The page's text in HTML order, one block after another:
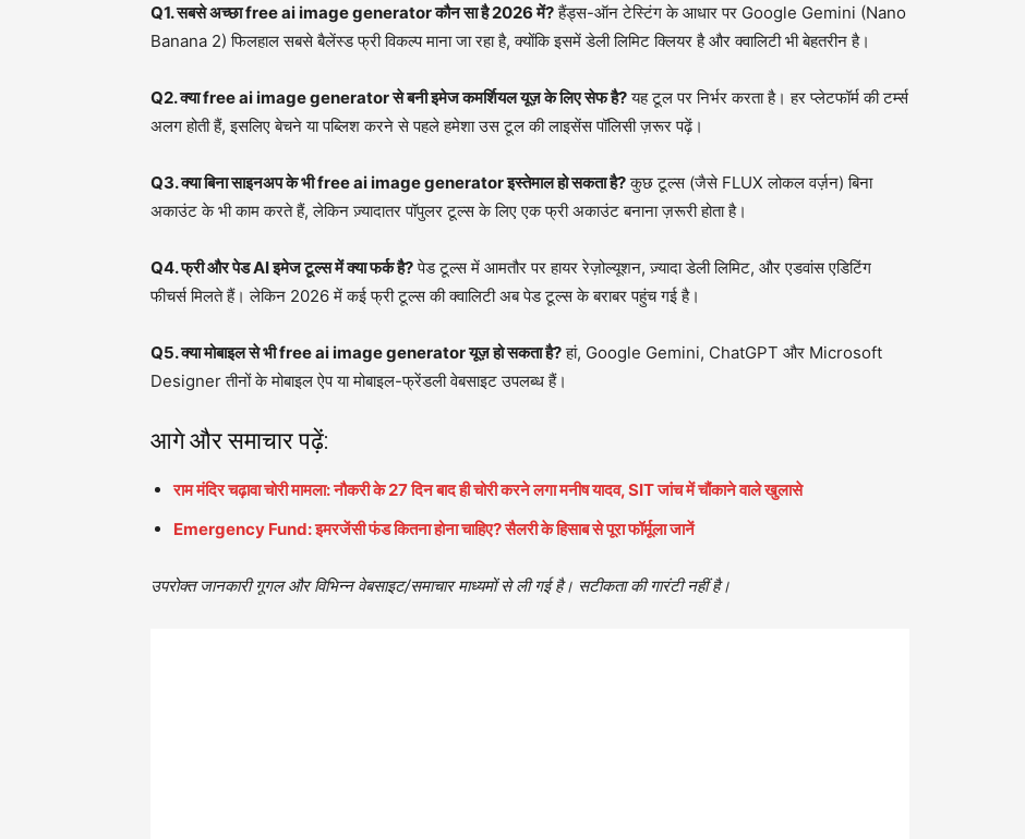
Q1. सबसे अच्छा free ai image generator कौन सा है 2026 में?हैंड्स-ऑन टेस्टिंग के आधार पर Google Gemini (Nano
Banana 2) फिलहाल सबसे बैलेंस्ड फ्री विकल्प माना जा रहा है, क्योंकि इसमें डेली लिमिट क्लियर है और क्वालिटी भी बेहतरीन है।
Q2. क्या free ai image generator से बनी इमेज कमर्शियल यूज़ के लिए सेफ है?यह टूल पर निर्भर करता है। हर प्लेटफॉर्म की टर्म्स
अलग होती हैं, इसलिए बेचने या पब्लिश करने से पहले हमेशा उस टूल की लाइसेंस पॉलिसी ज़रूर पढ़ें।
Q3. क्या बिना साइनअप के भी free ai image generator इस्तेमाल हो सकता है?कुछ टूल्स (जैसे FLUX लोकल वर्ज़न) बिना
अकाउंट के भी काम करते हैं, लेकिन ज़्यादातर पॉपुलर टूल्स के लिए एक फ्री अकाउंट बनाना ज़रूरी होता है।
Q4. फ्री और पेड AI इमेज टूल्स में क्या फर्क है?पेड टूल्स में आमतौर पर हायर रेज़ोल्यूशन, ज़्यादा डेली लिमिट, और एडवांस एडिटिंग
फीचर्स मिलते हैं। लेकिन 2026 में कई फ्री टूल्स की क्वालिटी अब पेड टूल्स के बराबर पहुंच गई है।
Q5. क्या मोबाइल से भी free ai image generator यूज़ हो सकता है?हां, Google Gemini, ChatGPT और Microsoft
Designer तीनों के मोबाइल ऐप या मोबाइल-फ्रेंडली वेबसाइट उपलब्ध हैं।
आगे और समाचार पढ़ें:
राम मंदिर चढ़ावा चोरी मामला: नौकरी के 27 दिन बाद ही चोरी करने लगा मनीष यादव, SIT जांच में चौंकाने वाले खुलासे
Emergency Fund: इमरजेंसी फंड कितना होना चाहिए? सैलरी के हिसाब से पूरा फॉर्मूला जानें
उपरोक्त जानकारी गूगल और विभिन्न वेबसाइट/समाचार माध्यमों से ली गई है। सटीकता की गारंटी नहीं है।